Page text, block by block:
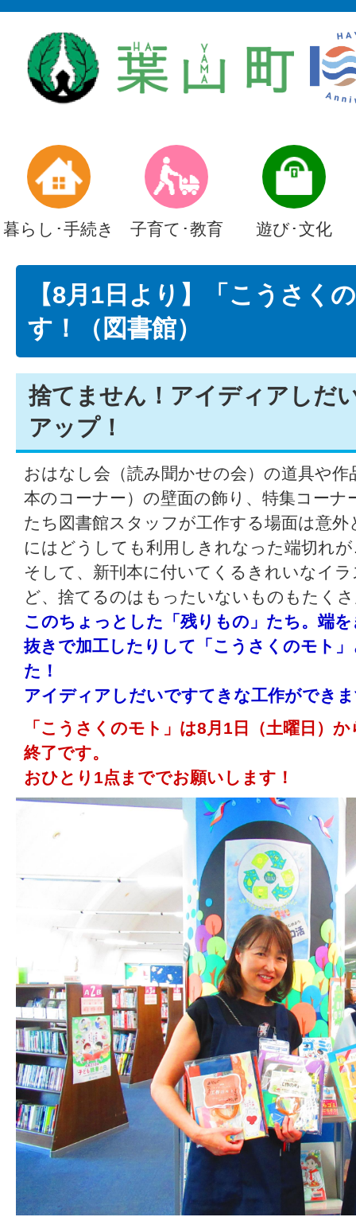
暮らし･手続き 子育て･教育 遊び･文化
【8月1日より】「こうさく
す！（図書館）
捨てません！アイディアしだ
アップ！
おはなし会（読み聞かせの会）の道具や
本のコーナー）の壁面の飾り、特集コー
たち図書館スタッフが工作する場面は意
にはどうしても利用しきれなった端切れ
そして、新刊本に付いてくるきれいなイ
ど、捨てるのはもったいないものもたく
このちょっとした「残りもの」たち。端
抜きで加工したりして「こうさくのモト
た！
アイディアしだいですてきな工作ができ
「こうさくのモト」は8月1日（土曜日）
終了です。
おひとり1点まででお願いします！